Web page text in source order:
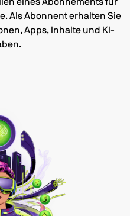
eines Abonnements für
Als Abonnent erhalten Sie
Apps, Inhalte und KI-